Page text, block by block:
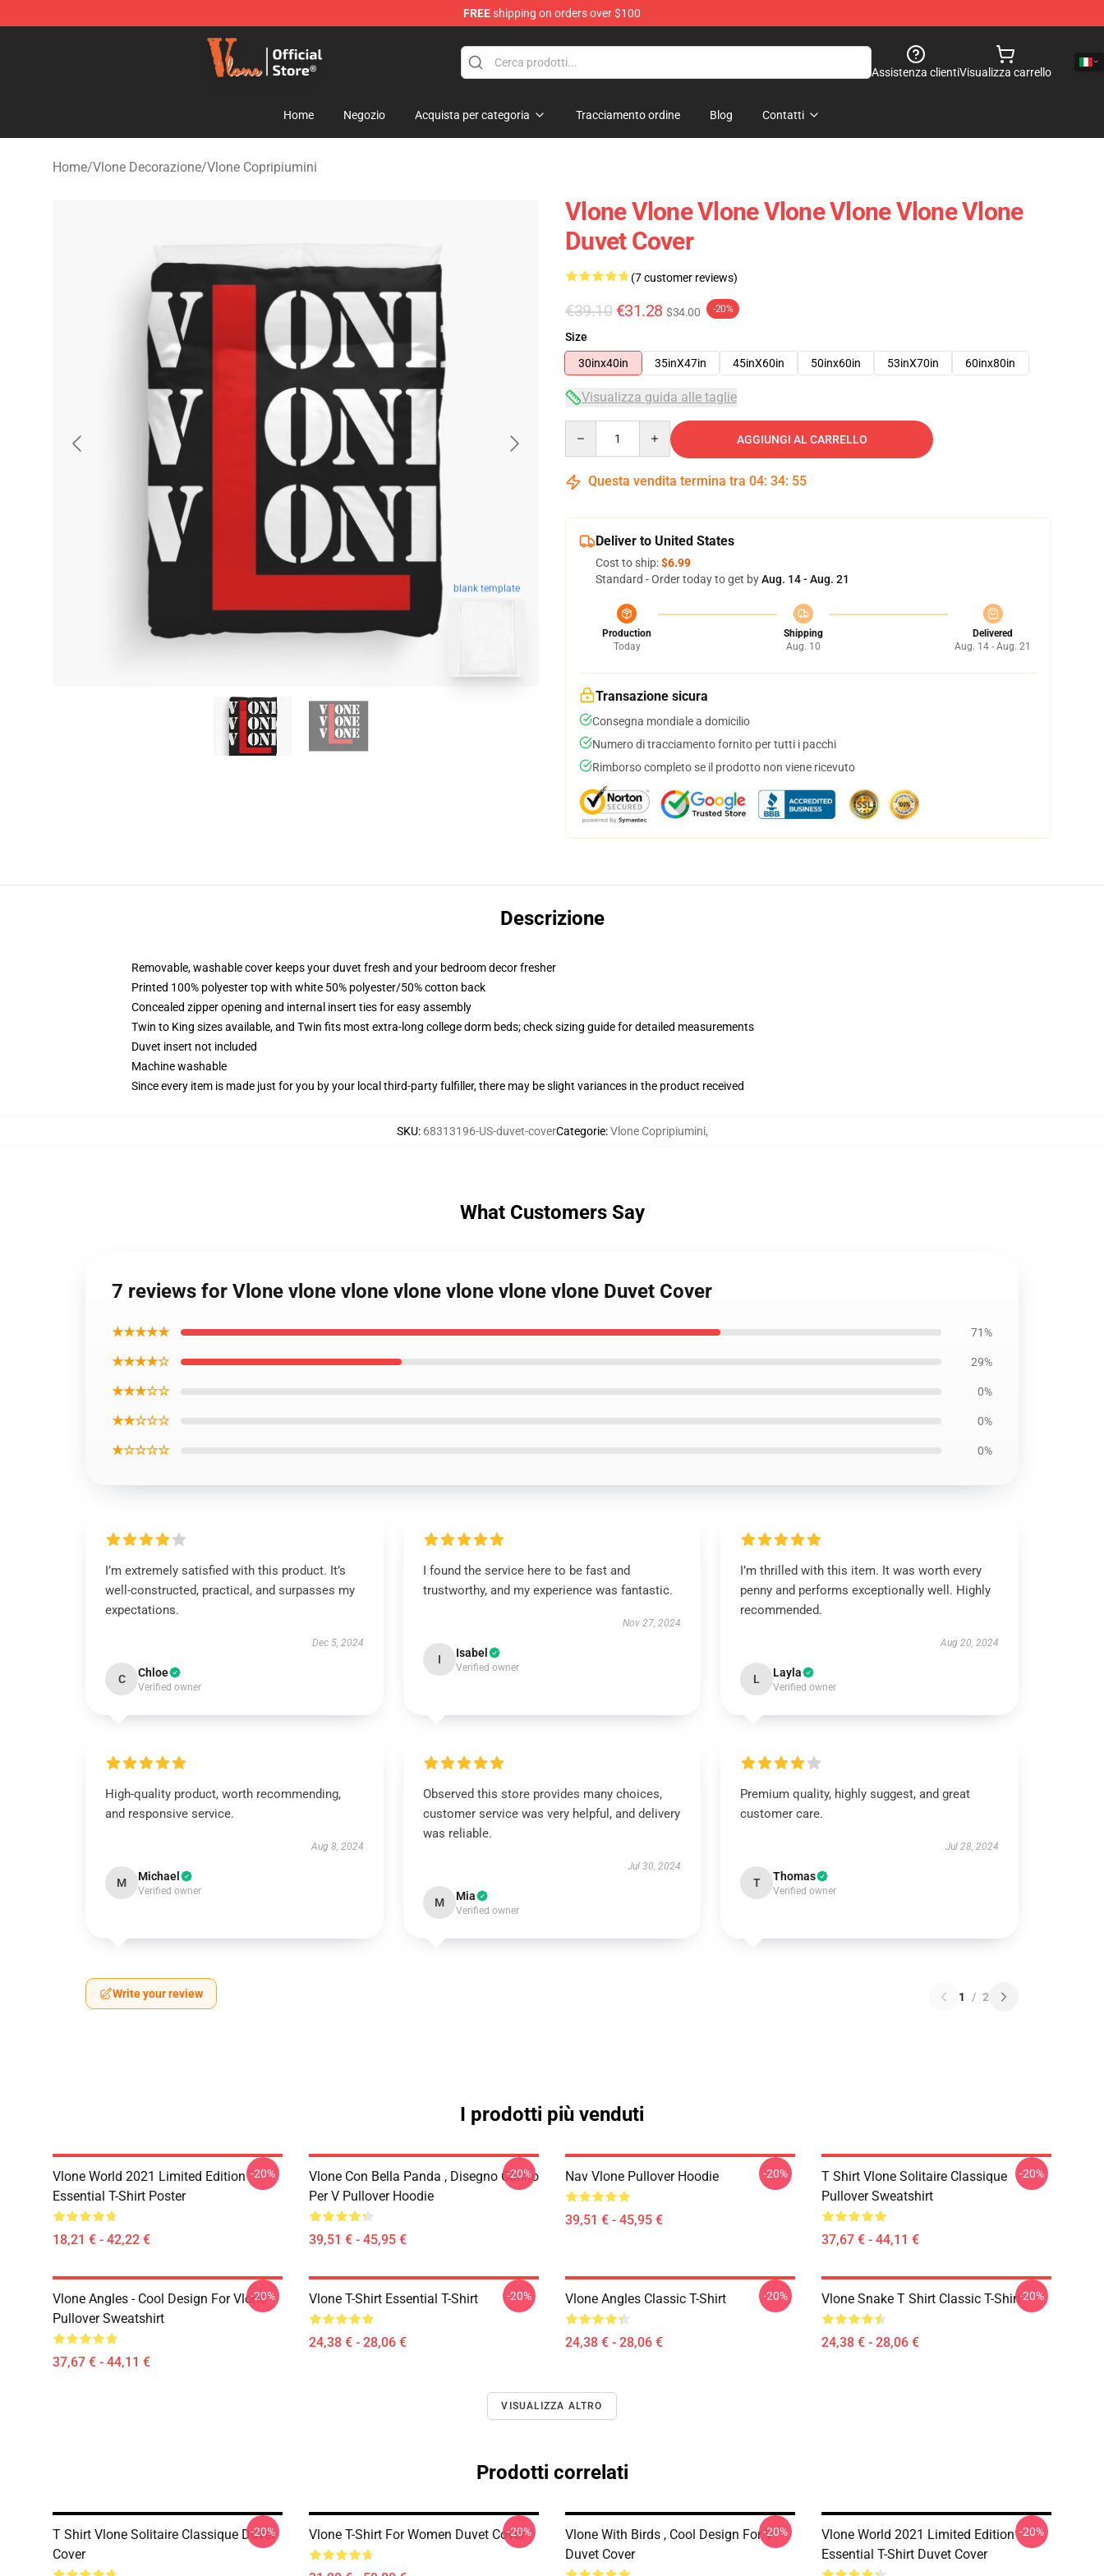
FREEshipping on orders over $100
Vlone Shop - Official Vlone Merchandise Store
Assistenza clientiVisualizza carrello
Home Negozio Acquista per categoria Tracciamento ordine Blog Contatti
Home/Vlone Decorazione/Vlone Copripiumini
blank template
Vlone Vlone Vlone Vlone Vlone Vlone Vlone
Duvet Cover
(7 customer reviews)
€39.10 €31.28 $34.00 -20%
Size
30inx40in
35inX47in 45inX60in 50inx60in 53inX70in 60inx80in
Visualizza guida alle taglie
AGGIUNGI AL CARRELLO
Questa vendita termina tra 04: 34: 54
Deliver to United States
Cost to ship:$6.99
Standard - Order today to get byAug. 14 - Aug. 21
Production
Today
Shipping
Aug. 10
Delivered
Aug. 14 - Aug. 21
Transazione sicura
Consegna mondiale a domicilio
Numero di tracciamento fornito per tutti i pacchi
Rimborso completo se il prodotto non viene ricevuto
Descrizione
Removable, washable cover keeps your duvet fresh and your bedroom decor fresher
Printed 100% polyester top with white 50% polyester/50% cotton back
Concealed zipper opening and internal insert ties for easy assembly
Twin to King sizes available, and Twin fits most extra-long college dorm beds; check sizing guide for detailed measurements
Duvet insert not included
Machine washable
Since every item is made just for you by your local third-party fulfiller, there may be slight variances in the product received
SKU: 68313196-US-duvet-coverCategorie:Vlone Copripiumini,
What Customers Say
7 reviews for Vlone vlone vlone vlone vlone vlone vlone Duvet Cover
★★★★★ 71%
★★★★☆ 29%
★★★☆☆ 0%
★★☆☆☆ 0%
★☆☆☆☆ 0%
I’m extremely satisfied with this product. It’s
well-constructed, practical, and surpasses my
expectations.
Dec 5, 2024
C Chloe
Verified owner
I found the service here to be fast and
trustworthy, and my experience was fantastic.
Nov 27, 2024
I Isabel
Verified owner
I’m thrilled with this item. It was worth every
penny and performs exceptionally well. Highly
recommended.
Aug 20, 2024
L Layla
Verified owner
High-quality product, worth recommending,
and responsive service.
Aug 8, 2024
M Michael
Verified owner
Observed this store provides many choices,
customer service was very helpful, and delivery
was reliable.
Jul 30, 2024
M Mia
Verified owner
Premium quality, highly suggest, and great
customer care.
Jul 28, 2024
T Thomas
Verified owner
Write your review 1 / 2
I prodotti più venduti
Vlone World 2021 Limited Edition
Essential T-Shirt Poster
18,21 € - 42,22 €
-20%
Vlone Con Bella Panda , Disegno Carino
Per V Pullover Hoodie
39,51 € - 45,95 €
-20% Nav Vlone Pullover Hoodie
39,51 € - 45,95 €
-20%
T Shirt Vlone Solitaire Classique
Pullover Sweatshirt
37,67 € - 44,11 €
-20%
Vlone Angles - Cool Design For Vlone
Pullover Sweatshirt
37,67 € - 44,11 €
-20% Vlone T-Shirt Essential T-Shirt
24,38 € - 28,06 €
-20% Vlone Angles Classic T-Shirt
24,38 € - 28,06 €
-20% Vlone Snake T Shirt Classic T-Shirt
24,38 € - 28,06 €
-20%
VISUALIZZA ALTRO
Prodotti correlati
T Shirt Vlone Solitaire Classique Duvet
Cover
-20% Vlone T-Shirt For Women Duvet Cover
-20%
Vlone With Birds , Cool Design For V
Duvet Cover
-20%
Vlone World 2021 Limited Edition
Essential T-Shirt Duvet Cover
-20%